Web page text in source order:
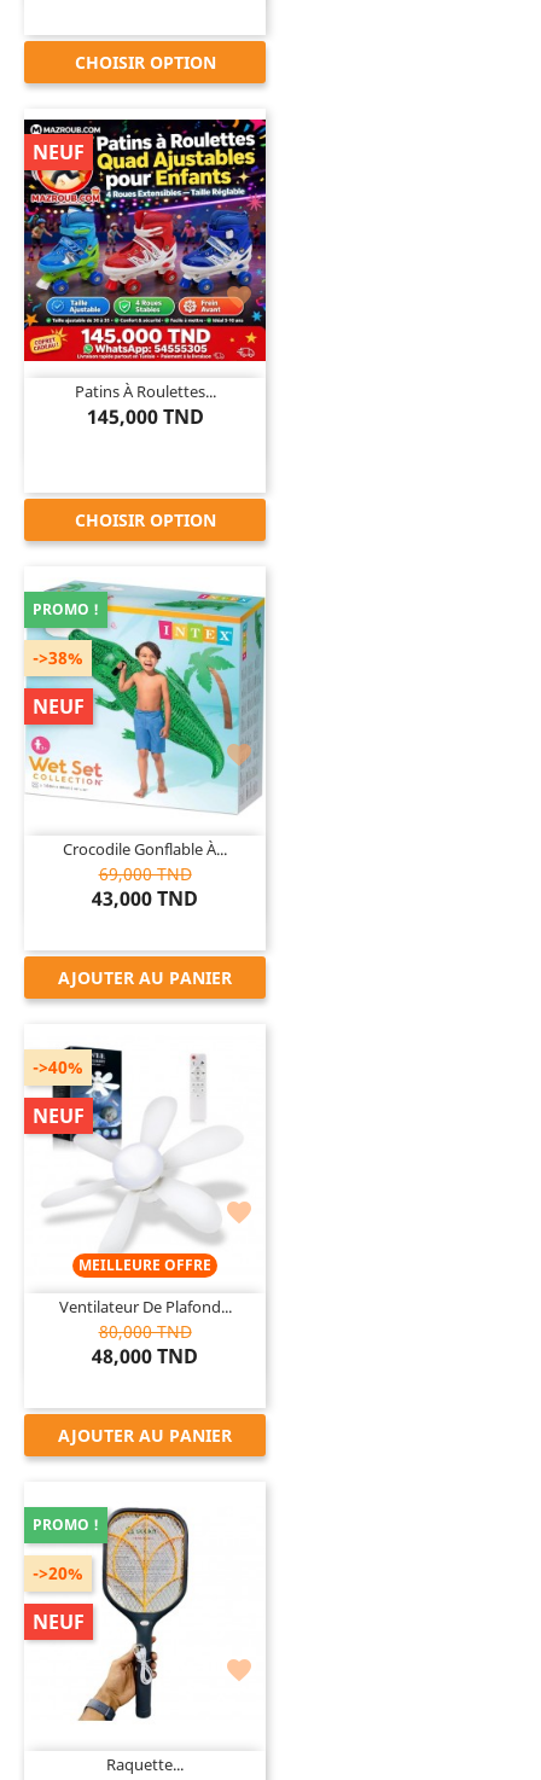
CHOISIR OPTION

Patins À Roulettes...
145,000 TND
NEUF
CHOISIR OPTION

Crocodile Gonflable À...
69,000 TND
43,000 TND
->38%
PROMO !
NEUF
AJOUTER AU PANIER

MEILLEURE OFFRE
Ventilateur De Plafond...
80,000 TND
48,000 TND
->40%
NEUF
AJOUTER AU PANIER

Raquette...
PROMO !
->20%
NEUF